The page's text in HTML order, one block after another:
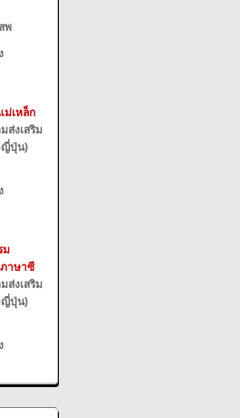
พ
ม่เหล็ก
ส่งเสริม
ญี่ปุ่น)
ม
าษาซี
ส่งเสริม
ญี่ปุ่น)